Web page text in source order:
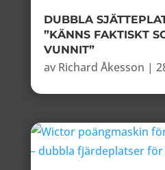
DUBBLA
”KÄNNS FAKTISKT
VUNNIT”
av Richard Åkesson |